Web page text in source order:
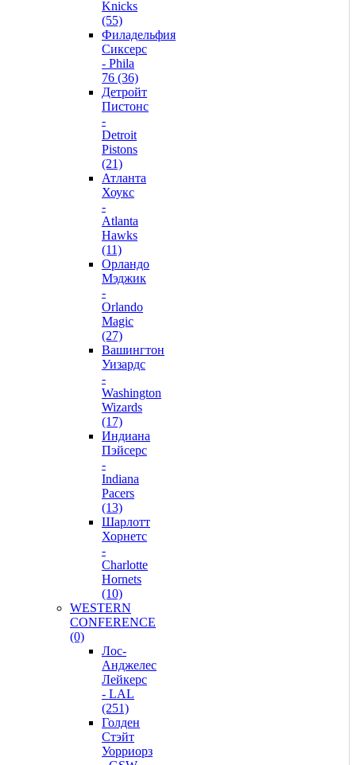
Knicks
(55)
Филадельфия
Сиксерс
- Phila
76 (36)
Детройт
Пистонс
-
Detroit
Pistons
(21)
Атланта
Хоукс
-
Atlanta
Hawks
(11)
Орландо
Мэджик
-
Orlando
Magic
(27)
Вашингтон
Уизардс
-
Washington
Wizards
(17)
Индиана
Пэйсерс
-
Indiana
Pacers
(13)
Шарлотт
Хорнетс
-
Charlotte
Hornets
(10)
WESTERN
CONFERENCE
(0)
Лос-
Анджелес
Лейкерс
- LAL
(251)
Голден
Стэйт
Уорриорз